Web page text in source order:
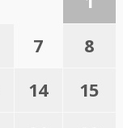
7
8
14
15